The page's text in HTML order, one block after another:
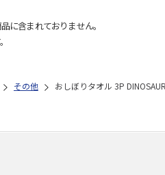
に含まれておりません。
その他 おしぼりタオル 3P